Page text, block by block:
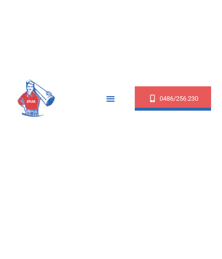
0486/256.230